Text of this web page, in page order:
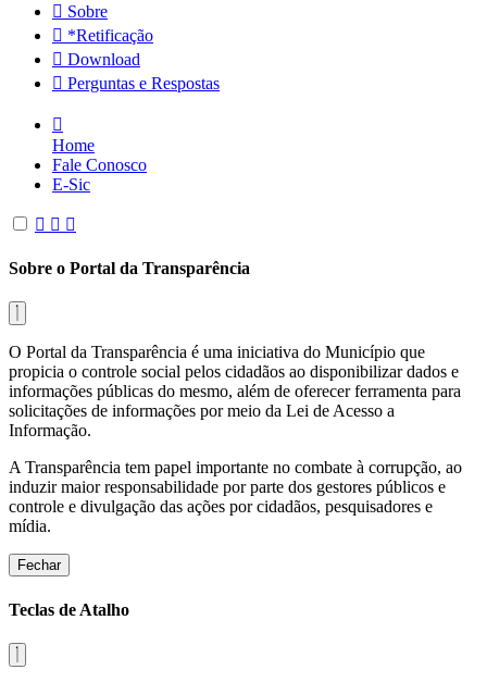
Sobre
*Retificação
Download
Perguntas e Respostas
Home
Fale Conosco
E-Sic
Sobre o Portal da Transparência
O Portal da Transparência é uma iniciativa do Município que
propicia o controle social pelos cidadãos ao disponibilizar dados e
informações públicas do mesmo, além de oferecer ferramenta para
solicitações de informações por meio da Lei de Acesso a
Informação.
A Transparência tem papel importante no combate à corrupção, ao
induzir maior responsabilidade por parte dos gestores públicos e
controle e divulgação das ações por cidadãos, pesquisadores e
mídia.
Fechar
Teclas de Atalho